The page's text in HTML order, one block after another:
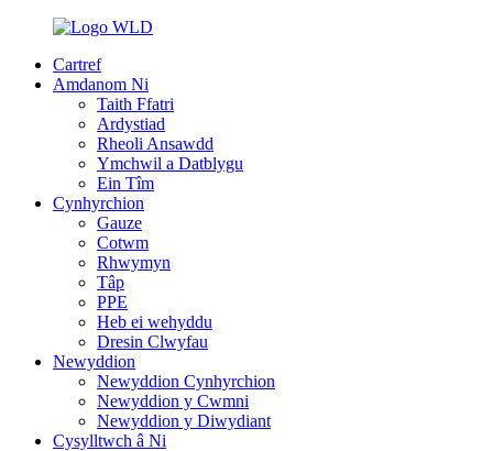
Cartref
Amdanom Ni
Taith Ffatri
Ardystiad
Rheoli Ansawdd
Ymchwil a Datblygu
Ein Tîm
Cynhyrchion
Gauze
Cotwm
Rhwymyn
Tâp
PPE
Heb ei wehyddu
Dresin Clwyfau
Newyddion
Newyddion Cynhyrchion
Newyddion y Cwmni
Newyddion y Diwydiant
Cysylltwch â Ni